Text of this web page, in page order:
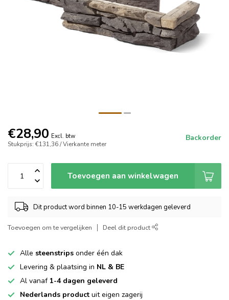
€28,90 Excl. btw
Stukprijs: €131,36 / Vierkante meter
Backorder
Toevoegen aan winkelwagen
Dit product word binnen 10-15 werkdagen geleverd
Toevoegen om te vergelijken Deel dit product
Alle steenstrips onder één dak
Levering & plaatsing in NL & BE
Al vanaf 1-4 dagen geleverd
Nederlands product uit eigen zagerij